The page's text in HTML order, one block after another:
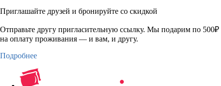
Приглашайте друзей и бронируйте со скидкой
Отправьте другу пригласительную ссылку. Мы подарим по 500₽
на оплату проживания — и вам, и другу.
Подробнее